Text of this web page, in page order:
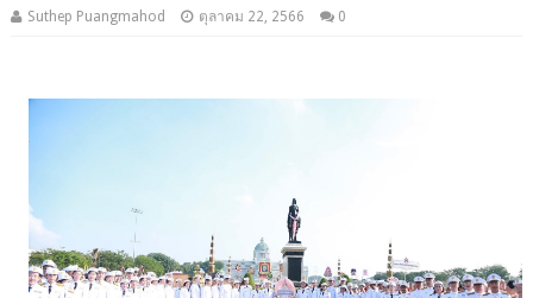
Suthep Puangmahod ตุลาคม 22, 2566 0